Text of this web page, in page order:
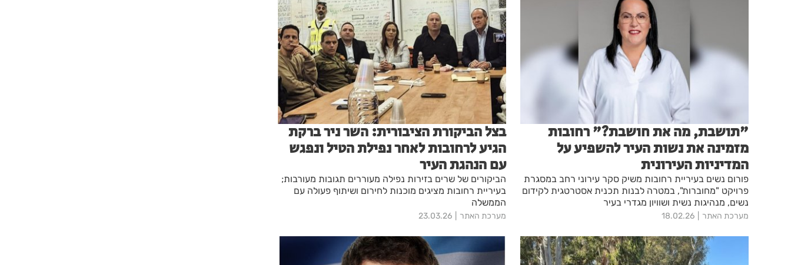
"תושבת, מה את חושבת?" רחובות
מזמינה את נשות העיר להשפיע על
המדיניות העירונית
פורום נשים בעיריית רחובות משיק סקר עירוני רחב במסגרת
פרויקט "מחוברות", במטרה לבנות תכנית אסטרטגית לקידום
נשים, מנהיגות נשית ושוויון מגדרי בעיר
מערכת האתר 18.02.26
בצל הביקורת הציבורית: השר ניר ברקת
הגיע לרחובות לאחר נפילת הטיל ונפגש
עם הנהגת העיר
הביקורים של שרים בזירות נפילה מעוררים תגובות מעורבות;
בעיריית רחובות מציגים מוכנות לחירום ושיתוף פעולה עם
הממשלה
מערכת האתר 23.03.26